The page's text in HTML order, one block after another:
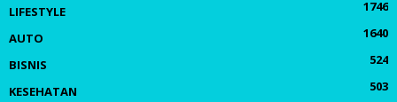
LIFESTYLE
1746
AUTO
1640
BISNIS
524
KESEHATAN
503